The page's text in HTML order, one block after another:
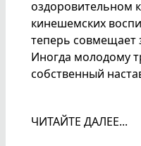
оздоровительном
кинешемских
теперь совмещает
Иногда молодому
собственный
ЧИТАЙТЕ ДАЛЕЕ...